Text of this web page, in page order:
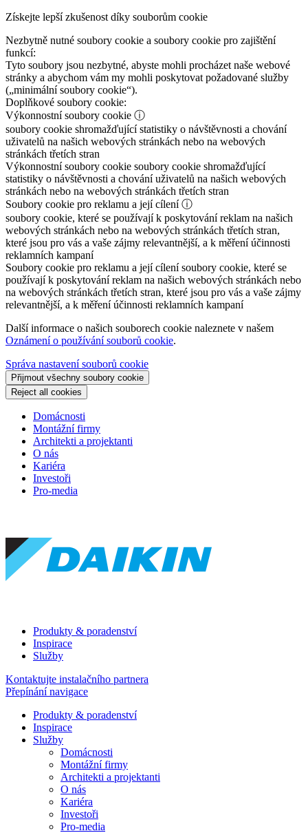
Získejte lepší zkušenost díky souborům cookie
Nezbytně nutné soubory cookie a soubory cookie pro zajištění
funkcí:
Tyto soubory jsou nezbytné, abyste mohli procházet naše webové
stránky a abychom vám my mohli poskytovat požadované služby
(„minimální soubory cookie“).
Doplňkové soubory cookie:
Výkonnostní soubory cookie ⓘ
soubory cookie shromažďující statistiky o návštěvnosti a chování
uživatelů na našich webových stránkách nebo na webových
stránkách třetích stran
Výkonnostní soubory cookie soubory cookie shromažďující
statistiky o návštěvnosti a chování uživatelů na našich webových
stránkách nebo na webových stránkách třetích stran
Soubory cookie pro reklamu a její cílení ⓘ
soubory cookie, které se používají k poskytování reklam na našich
webových stránkách nebo na webových stránkách třetích stran,
které jsou pro vás a vaše zájmy relevantnější, a k měření účinnosti
reklamních kampaní
Soubory cookie pro reklamu a její cílenísoubory cookie, které se
používají k poskytování reklam na našich webových stránkách nebo
na webových stránkách třetích stran, které jsou pro vás a vaše zájmy
relevantnější, a k měření účinnosti reklamních kampaní
Další informace o našich souborech cookie naleznete v našem
Oznámení o používání souborů cookie.
Správa nastavení souborů cookie
Přijmout všechny soubory cookie
Reject all cookies
Domácnosti
Montážní firmy
Architekti a projektanti
O nás
Kariéra
Investoři
Pro-media
Produkty & poradenství
Inspirace
Služby
Kontaktujte instalačního partnera
Přepínání navigace
Produkty & poradenství
Inspirace
Služby
Domácnosti
Montážní firmy
Architekti a projektanti
O nás
Kariéra
Investoři
Pro-media